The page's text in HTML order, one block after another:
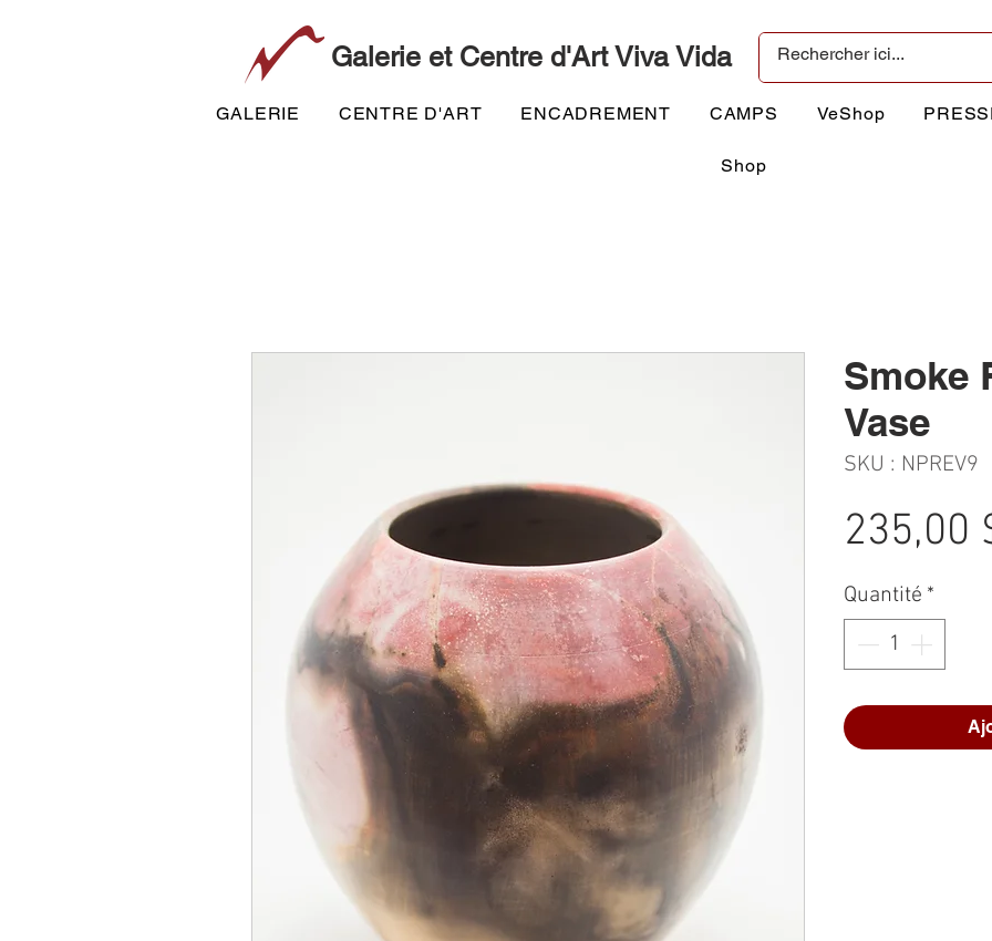
Galerie et Centre d'Art Viva Vida
GALERIE CENTRE D'ART ENCADREMENT CAMPS VeShop
Shop
Smoke
Vase
SKU : NPREV9
235,00
Quantité *